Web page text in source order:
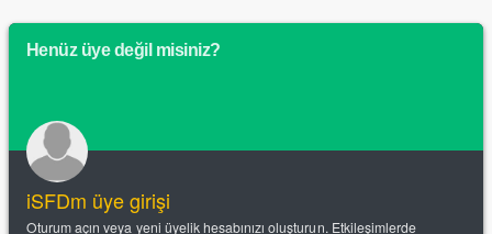
Henüz üye değil misiniz?
iSFDm üye girişi
Oturum açın veya yeni üyelik hesabınızı oluşturun. Etkileşimlerde